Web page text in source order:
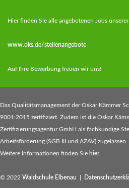
Hier finden Sie alle angebotenen Jobs
www.oks.de/stellenangebote
Auf Ihre Bewerbung freuen wir uns!
Das Qualitätsmanagement der Oskar Kämmer
9001:2015 zertifiziert. Zudem ist die Oskar
Zertifizierungsagentur GmbH als fachkundige
Arbeitsförderung (SGB III und AZAV) zugelassen.
Weitere Informationen finden Sie hier.
© 2022 Waldschule Elbenau